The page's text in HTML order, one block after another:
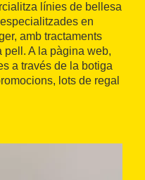
línies de bellesa
en
amb tractaments
pell. A la pàgina web,
a través de la botiga
lots de regal